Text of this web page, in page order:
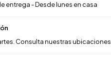
entrega - Desde lunes en casa
Consulta nuestras ubicaciones